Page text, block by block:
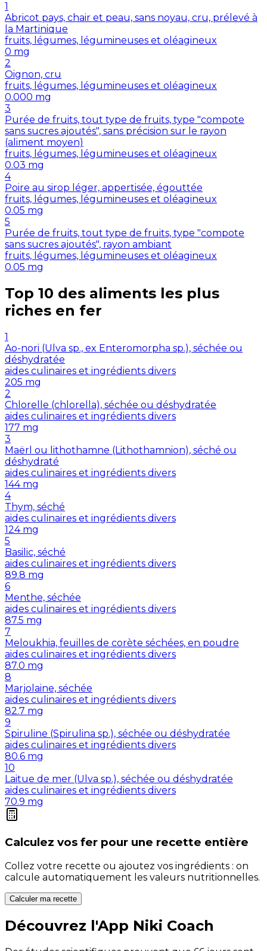
1
Abricot pays, chair et peau, sans noyau, cru, prélevé à
la Martinique
fruits, légumes, légumineuses et oléagineux
0 mg
2
Oignon, cru
fruits, légumes, légumineuses et oléagineux
0.000 mg
3
Purée de fruits, tout type de fruits, type "compote
sans sucres ajoutés", sans précision sur le rayon
(aliment moyen)
fruits, légumes, légumineuses et oléagineux
0.03 mg
4
Poire au sirop léger, appertisée, égouttée
fruits, légumes, légumineuses et oléagineux
0.05 mg
5
Purée de fruits, tout type de fruits, type "compote
sans sucres ajoutés", rayon ambiant
fruits, légumes, légumineuses et oléagineux
0.05 mg
Top 10 des aliments les plus
riches en fer
1
Ao-nori (Ulva sp., ex Enteromorpha sp.), séchée ou
déshydratée
aides culinaires et ingrédients divers
205 mg
2
Chlorelle (chlorella), séchée ou déshydratée
aides culinaires et ingrédients divers
177 mg
3
Maërl ou lithothamne (Lithothamnion), séché ou
déshydraté
aides culinaires et ingrédients divers
144 mg
4
Thym, séché
aides culinaires et ingrédients divers
124 mg
5
Basilic, séché
aides culinaires et ingrédients divers
89.8 mg
6
Menthe, séchée
aides culinaires et ingrédients divers
87.5 mg
7
Meloukhia, feuilles de corète séchées, en poudre
aides culinaires et ingrédients divers
87.0 mg
8
Marjolaine, séchée
aides culinaires et ingrédients divers
82.7 mg
9
Spiruline (Spirulina sp.), séchée ou déshydratée
aides culinaires et ingrédients divers
80.6 mg
10
Laitue de mer (Ulva sp.), séchée ou déshydratée
aides culinaires et ingrédients divers
70.9 mg
Calculez vos fer pour une recette entière
Collez votre recette ou ajoutez vos ingrédients : on
calcule automatiquement les valeurs nutritionnelles.
Calculer ma recette
Découvrez l'App Niki Coach